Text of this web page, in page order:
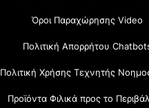
Όροι Παραχώρησης Video
Πολιτική Απορρήτου
Πολιτική Χρήσης Τεχνητής
Προϊόντα Φιλικά προς το